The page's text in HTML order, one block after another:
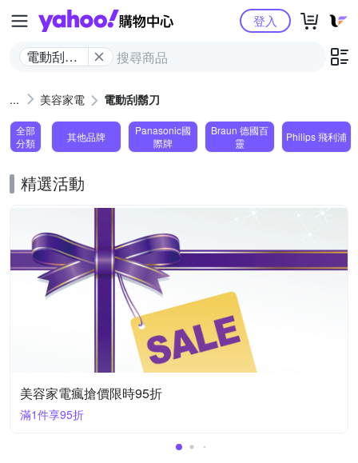
Yahoo購物中心
電動刮鬍
登入
美容家電 電動刮鬍刀
全部
分類
其他品牌
Panasonic國
際牌
Braun 德國百
靈
Philips 飛利浦
精選活動
美容家電瘋搶價限時95折
滿1件享95折